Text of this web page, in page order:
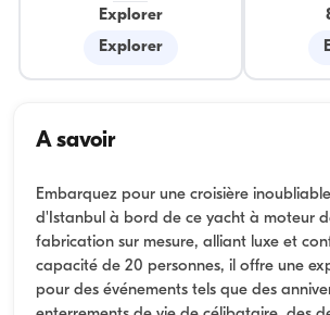
Explorer
Explorer
A savoir
Embarquez pour une croisière
d'Istanbul à bord de ce yacht à moteur
fabrication sur mesure, alliant luxe et
capacité de 20 personnes, il offre une
pour des événements tels que des